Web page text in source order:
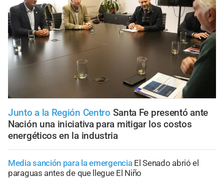
Junto a la Región Centro Santa Fe presentó ante
Nación una iniciativa para mitigar los costos
energéticos en la industria
Media sanción para la emergencia El Senado abrió el
paraguas antes de que llegue El Niño